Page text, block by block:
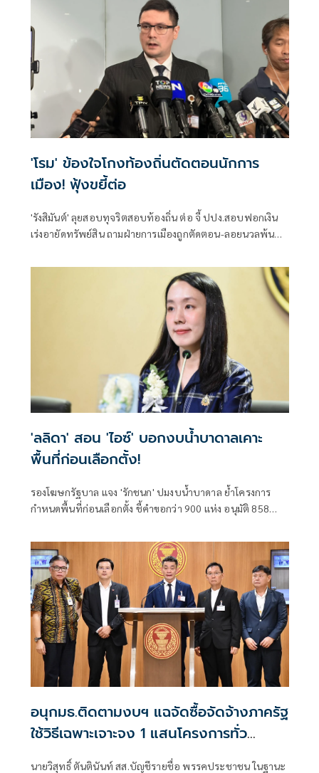
'โรม' ข้องใจโกงท้องถิ่นตัดตอนนักการ
เมือง! ฟุ้งขยี้ต่อ
'รังสิมันต์' ลุยสอบทุจริตสอบท้องถิ่น ต่อ จี้ ปปง.สอบฟอกเงิน
เร่งอายัดทรัพย์สิน ถามฝ่ายการเมืองถูกตัดตอน-ลอยนวลพ้นผิด
รัดกุมหรือไม่
'ลลิดา' สอน 'ไอซ์' บอกงบน้ำบาดาลเคาะ
พื้นที่ก่อนเลือกตั้ง!
รองโฆษกรัฐบาล แจง 'รักชนก' ปมงบน้ำบาดาล ย้ำโครงการ
กำหนดพื้นที่ก่อนเลือกตั้ง ชี้คำขอกว่า 900 แห่ง อนุมัติ 858
อนุกมธ.ติดตามงบฯ แฉจัดซื้อจัดจ้างภาครัฐ
ใช้วิธีเฉพาะเจาะจง 1 แสนโครงการทั่ว
ประเทศ เอื้อทุจริตงบกว่า 5 หมื่นล้านบาท
นายวิสุทธิ์ ตันตินันท์ สส.บัญชีรายชื่อ พรรคประชาชน ในฐานะ